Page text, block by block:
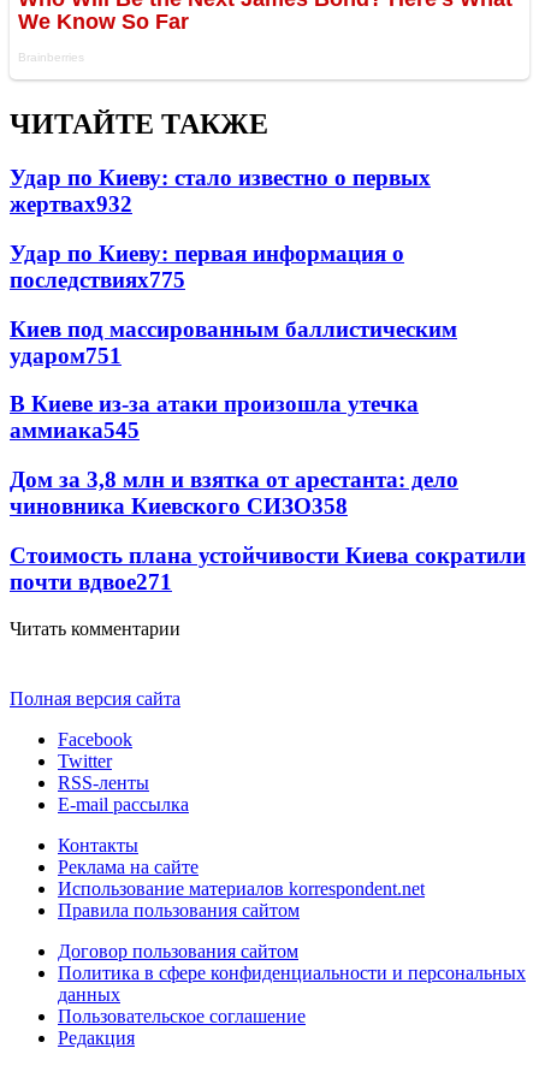
ЧИТАЙТЕ ТАКЖЕ
Удар по Киеву: стало известно о первых
жертвах932
Удар по Киеву: первая информация о
последствиях775
Киев под массированным баллистическим
ударом751
В Киеве из-за атаки произошла утечка
аммиака545
Дом за 3,8 млн и взятка от арестанта: дело
чиновника Киевского СИЗО358
Стоимость плана устойчивости Киева сократили
почти вдвое271
Читать комментарии
Полная версия сайта
Facebook
Twitter
RSS-ленты
E-mail рассылка
Контакты
Реклама на сайте
Использование материалов korrespondent.net
Правила пользования сайтом
Договор пользования сайтом
Политика в сфере конфиденциальности и персональных
данных
Пользовательское соглашение
Редакция